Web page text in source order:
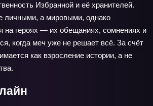
Избранной и её хранителей.
личными, а мировыми, однако
на героях — их обещаниях, сомнениях и
когда меч уже не решает всё. За счёт
как взросление истории, а не